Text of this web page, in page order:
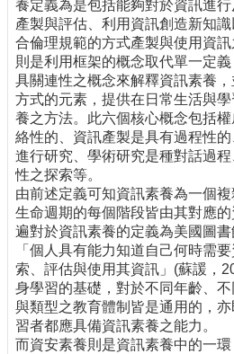
出
版
刊
物
校
務
服
務
專
題
報
導
技
術
論
壇
養定義為是包括能夠對於資訊進
產製與評估、利用資訊創造新知
合倫理規範的方式產製與使用資
則是利用框架的概念取代單一定
具關連性之概念來解釋資訊素養
方式的元素，提供在日常生活與
養之方法。此六個核心概念包括
絡性的、資訊產製是具有過程性
進行研究、學術研究是種對話過
性之探索等。
由前述定義可知資訊素養為一個
生命週期的每個階段皆由其對應
遍對於資訊素養的定義為美國圖
「個人具有能力知道自己何時需
索、評估與使用其資訊」(蘇諼，
身學習的基礎，對於不同年齡、
與類型之教育體制皆是通用的，
習者都應具備資訊素養之能力。
而資安素養則是資訊素養中的一